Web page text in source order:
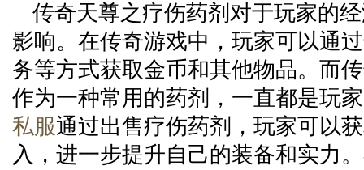
传奇天尊之疗伤药剂对于玩家的
影响。在传奇游戏中，玩家可以通
务等方式获取金币和其他物品。而
作为一种常用的药剂，一直都是玩
私服通过出售疗伤药剂，玩家可以
入，进一步提升自己的装备和实力